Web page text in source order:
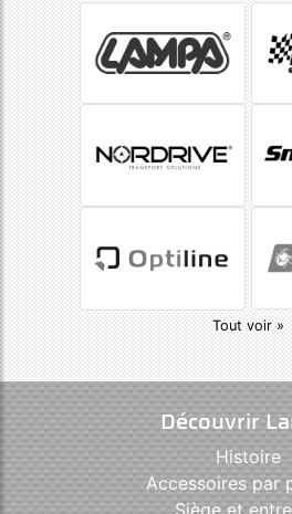
Tout voir »
Découvrir
Histoire
Accessoires par
Siège et